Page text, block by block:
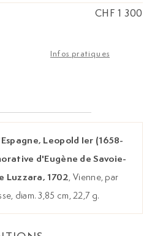
CHF 1 300
Infos pratiques
Leopold Ier (1658-
d'Eugène de Savoie-
Luzzara, 1702, Vienne, par
diam. 3,85 cm, 22,7 g.